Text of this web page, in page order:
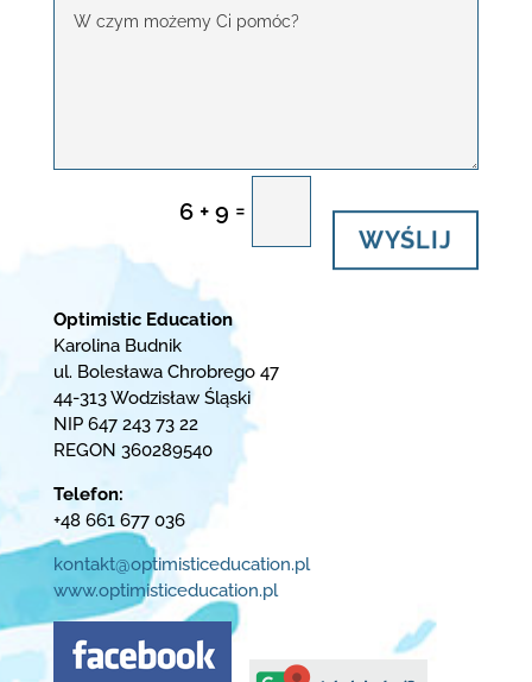
6 + 9 =
WYŚLIJ
Optimistic Education
Karolina Budnik
ul. Bolesława Chrobrego 47
44-313 Wodzisław Śląski
NIP 647 243 73 22
REGON 360289540
Telefon:
+48 661 677 036
kontakt@optimisticeducation.pl
www.optimisticeducation.pl